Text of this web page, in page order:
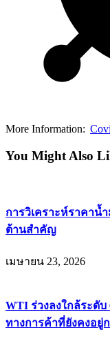
More Information:
You Might Also
การวิเคราะห์ราคาน้
ต้านสำคัญ
เมษายน 23, 2026
WTI ร่วงลงใกล้ระดั
ทางการค้าที่ยังคงอยู่